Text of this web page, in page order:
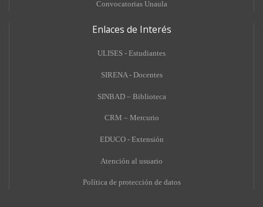
Convocatorias Unaula
Enlaces de Interés
ULISES - Estudiantes
SIRENA - Docentes
SINBAD – Biblioteca
CRM – Mercurio
EDUCO - Extensión
Atención al usuario
Política de protección de datos